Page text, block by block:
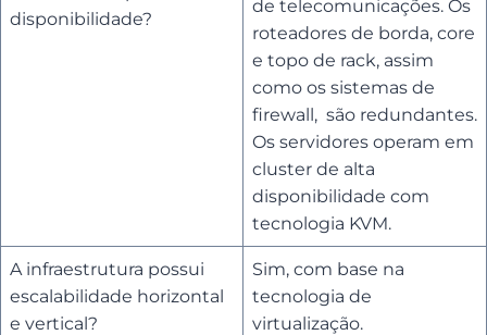
disponibilidade?
de telecomunicações. Os
roteadores de borda, core
e topo de rack, assim
como os sistemas de
firewall, são redundantes.
Os servidores operam em
cluster de alta
disponibilidade com
tecnologia KVM.
A infraestrutura possui
escalabilidade horizontal
e vertical?
Sim, com base na
tecnologia de
virtualização.